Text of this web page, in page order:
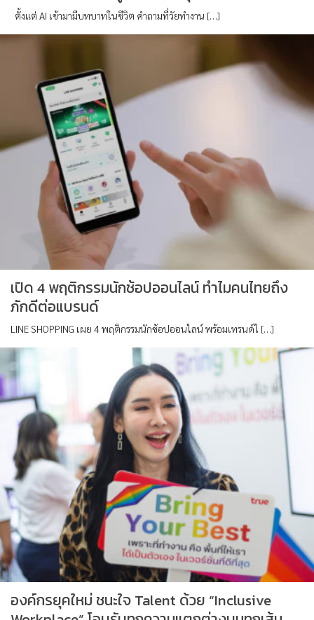
ตั้งแต่ AI เข้ามามีบทบาทในชีวิต คำถามที่วัยทำงาน […]
เปิด 4 พฤติกรรมนักช้อปออนไลน์ ทำไมคนไทยถึง
ภักดีต่อแบรนด์
LINE SHOPPING เผย 4 พฤติกรรมนักช้อปออนไลน์ พร้อมเทรนด์ใ […]
องค์กรยุคใหม่ ชนะใจ Talent ด้วย “Inclusive